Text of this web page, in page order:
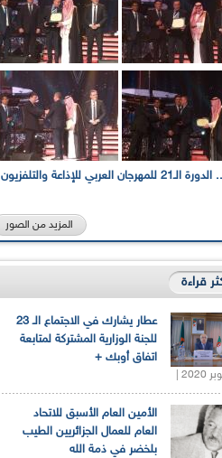
بالصور... الدورة الـ21 للمهرجان العربي للإذاعة والتلفزيون
المزيد من الصور
قراءة
عطار يشارك في الاجتماع الـ 23
للجنة الوزارية المشتركة لمتابعة
اتفاق أوبك +
الأمين العام الأسبق للاتحاد
العام للعمال الجزائريين الطيب
بلخضر في ذمة الله